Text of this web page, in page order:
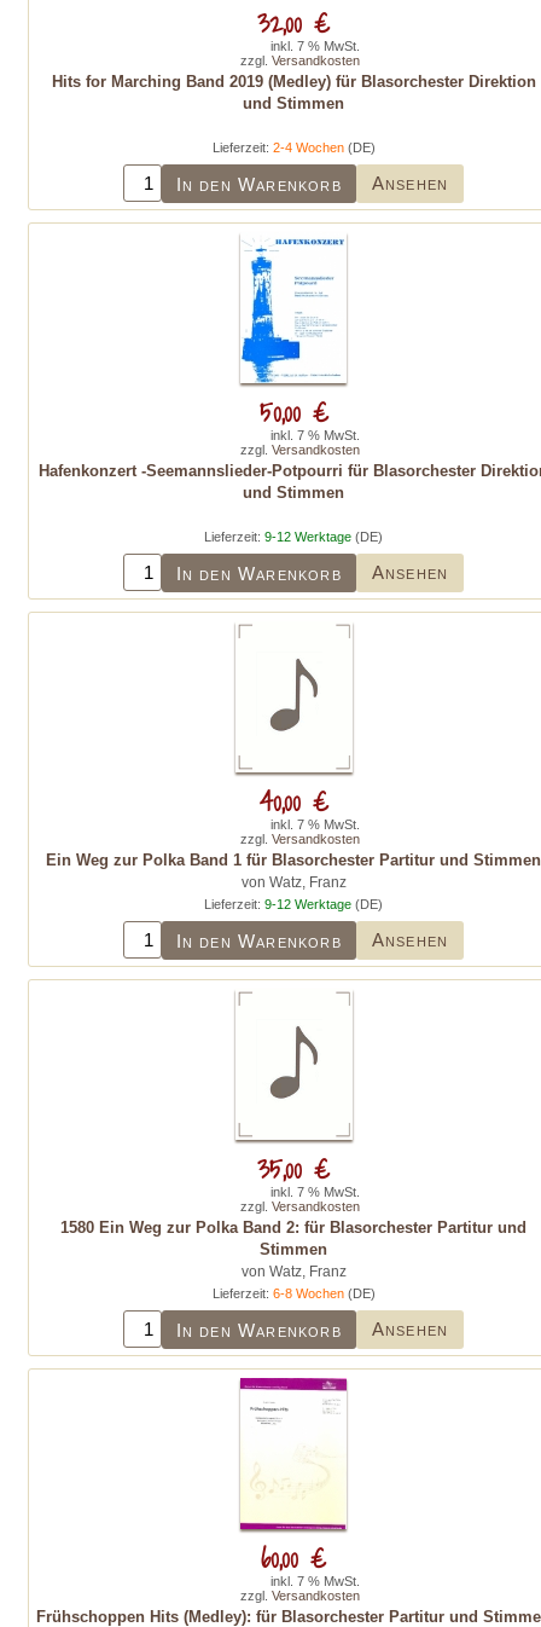
Hits for Marching Band 2019 (Medley) für Blasorchester Direktion
und Stimmen
Lieferzeit: 2-4 Wochen(DE)
In den Warenkorb Ansehen
32,00 €
inkl. 7 % MwSt.
zzgl. Versandkosten
Hafenkonzert -Seemannslieder-Potpourri für Blasorchester
und Stimmen
Lieferzeit: 9-12 Werktage (DE)
In den Warenkorb Ansehen
50,00 €
inkl. 7 % MwSt.
zzgl. Versandkosten
Ein Weg zur Polka Band 1 für Blasorchester Partitur und Stimmen
von Watz, Franz
Lieferzeit: 9-12 Werktage (DE)
In den Warenkorb Ansehen
40,00 €
inkl. 7 % MwSt.
zzgl. Versandkosten
1580 Ein Weg zur Polka Band 2: für Blasorchester Partitur und
Stimmen
von Watz, Franz
Lieferzeit: 6-8 Wochen(DE)
In den Warenkorb Ansehen
35,00 €
inkl. 7 % MwSt.
zzgl. Versandkosten
Frühschoppen Hits (Medley): für Blasorchester Partitur und
60,00 €
inkl. 7 % MwSt.
zzgl. Versandkosten